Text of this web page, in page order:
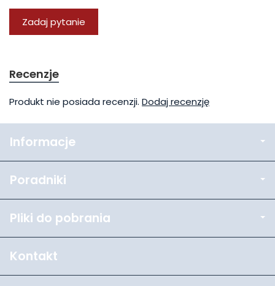
Zadaj pytanie
Recenzje
Produkt nie posiada recenzji. Dodaj recenzję
Informacje
Poradniki
Pliki do pobrania
Kontakt